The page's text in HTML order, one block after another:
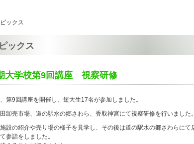
ックス
ックス
大学校第9回講座 視察研修
第9回講座を開催し、短大生17名が参加しました。
卸売市場、道の駅水の郷さわら、香取神宮にて視察研修を行いました。
設の紹介や売り場の様子を見学し、その後は道の駅水の郷さわらにて
参詣をしました。